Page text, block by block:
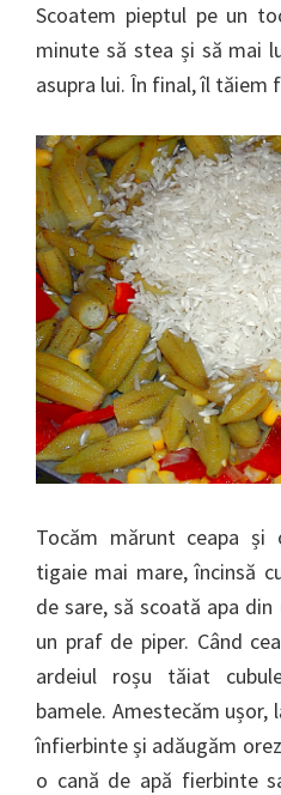
Scoatem pieptul pe un
minute să stea și să mai
asupra lui. În final, îl tăiem
Tocăm mărunt ceapa
tigaie mai mare, încinsă
de sare, să scoată apa
un praf de piper. Când
ardeiul roșu tăiat
bamele. Amestecăm ușor,
înfierbinte și adăugăm
o cană de apă fierbinte